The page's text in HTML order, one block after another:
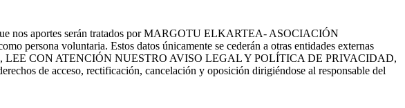
nos aportes serán tratados por MARGOTU ELKARTEA- ASOCIACIÓN
persona voluntaria. Estos datos únicamente se cederán a otras entidades externas
LEE CON ATENCIÓN NUESTRO AVISO LEGAL Y POLÍTICA DE PRIVACIDAD,
de acceso, rectificación, cancelación y oposición dirigiéndose al responsable del